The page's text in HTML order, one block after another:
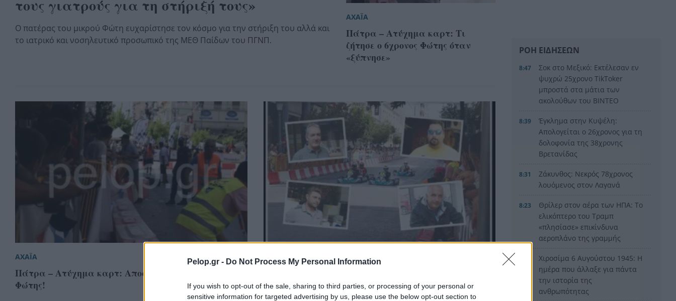
Pelop.gr - Do Not Process My Personal Information
If you wish to opt-out of the sale, sharing to third parties, or processing of your personal or
sensitive information for targeted advertising by us, please use the below opt-out section to
τους γιατρούς για τη στήριξή τους»
Ο πατέρας του μικρού Φώτη ευχαρίστησε τον κόσμο για την στήριξη του αλλά και
το ιατρικό και νοσηλευτικό προσωπικό της ΜΕΘ Παίδων του ΠΓΝΠ.
ΑΧΑΪΑ
Πάτρα – Ατύχημα καρτ: Τι
ζήτησε ο 6χρονος Φώτης όταν
«ξύπνησε»
ΑΧΑΪΑ
Πάτρα – Ατύχημα καρτ: Αποσωληνώθηκε ο 6χρονος
Φώτης!
ΤΟΠΙΚΑ ΝΕΑ
ΡΟΗ ΕΙΔΗΣΕΩΝ
8:47
Σοκ στο Μεξικό: Εκτέλεσαν εν
ψυχρώ 25χρονο TikToker
μπροστά στα μάτια των
ακολούθων του BINTEO
8:39
Έγκλημα στην Κυψέλη:
Απολογείται ο 26χρονος για τη
δολοφονία της 38χρονης
Βρετανίδας
8:31
Ζάκυνθος: Νεκρός 78χρονος
λουόμενος στον Λαγανά
8:23
Θρίλερ στον αέρα των ΗΠΑ: Το
ελικόπτερο του Τραμπ
«πλησίασε» επικίνδυνα
αεροπλάνο της γραμμής
Χιροσίμα 6 Αυγούστου 1945: Η
ημέρα που άλλαξε για πάντα
την ιστορία της
ανθρωπότητας